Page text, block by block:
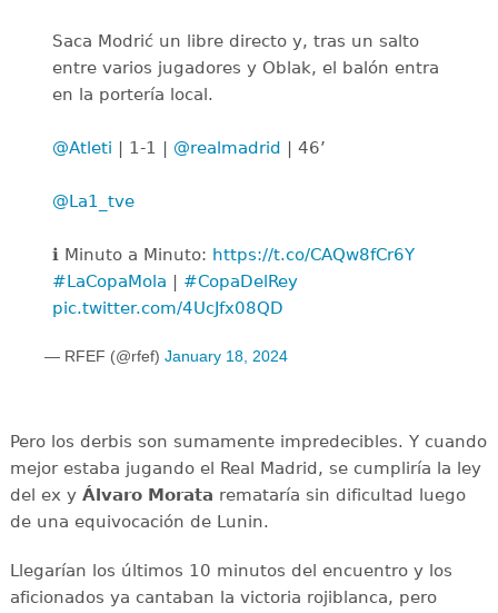
Saca Modrić un libre directo y, tras un salto
entre varios jugadores y Oblak, el balón entra
en la portería local.
@Atleti | 1-1 | @realmadrid | 46’
@La1_tve
ℹ️ Minuto a Minuto: https://t.co/CAQw8fCr6Y
#LaCopaMola | #CopaDelRey
pic.twitter.com/4UcJfx08QD
— RFEF (@rfef) January 18, 2024
Pero los derbis son sumamente impredecibles. Y cuando
mejor estaba jugando el Real Madrid, se cumpliría la ley
del ex y Álvaro Morata remataría sin dificultad luego
de una equivocación de Lunin.
Llegarían los últimos 10 minutos del encuentro y los
aficionados ya cantaban la victoria rojiblanca, pero